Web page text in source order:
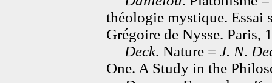
théologie mystique. Essai
Grégoire de Nysse. Paris,
Deck. Nature = J. N.
One. A Study in the